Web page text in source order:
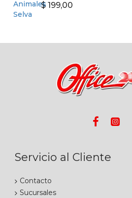
$ 199,00
Servicio al Cliente
Contacto
Sucursales